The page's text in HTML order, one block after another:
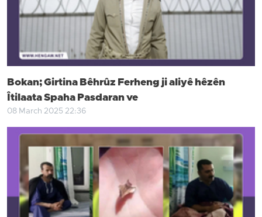
Bokan; Girtina Bêhrûz Ferheng ji aliyê hêzên
Îtilaata Spaha Pasdaran ve
08 March 2025 22:36